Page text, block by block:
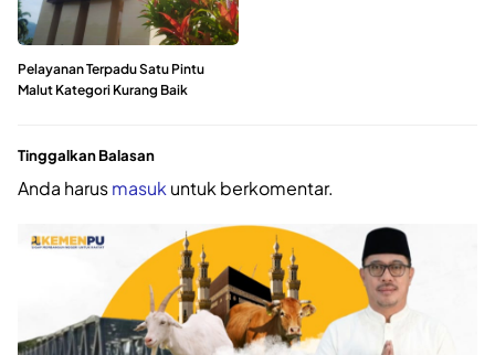
Pelayanan Terpadu Satu Pintu
Malut Kategori Kurang Baik
Tinggalkan Balasan
Anda harusmasuk untuk berkomentar.